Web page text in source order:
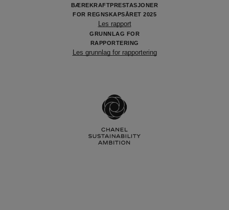
BÆREKRAFTPRESTASJONER
FOR REGNSKAPSÅRET 2025
Les rapport
GRUNNLAG FOR
RAPPORTERING
Les grunnlag for rapportering